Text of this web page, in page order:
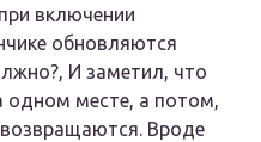
включении
обновляются
И заметил, что
одном месте, а потом,
Вроде